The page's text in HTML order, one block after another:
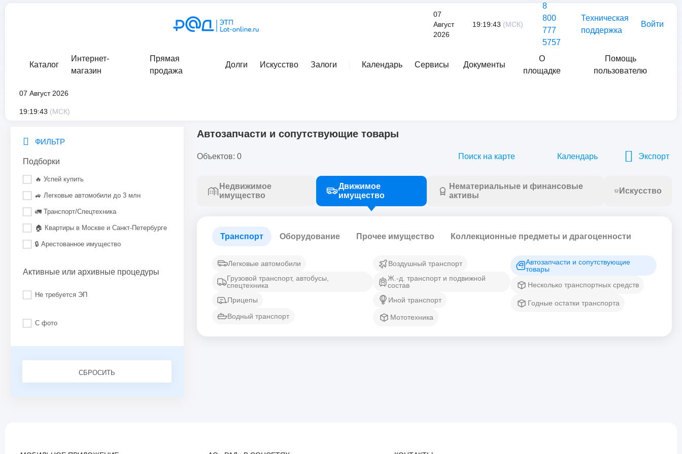
07
Август
2026
19:19:43 (МСК)
8
800
777
5757
Техническая
поддержка
Войти
Каталог
Интернет-
магазин
Прямая
продажа
Долги Искусство Залоги Календарь Сервисы Документы
О
площадке
Помощь
пользователю
07 Август 2026
19:19:43 (МСК)
ФИЛЬТР
Подборки
🔥 Успей купить
🚙 Легковые автомобили до 3 млн
🚛 Транспорт/Спецтехника
🏠 Квартиры в Москве и Санкт-Петербурге
🔒 Арестованное имущество
Активные или архивные процедуры
Не требуется ЭП
С фото
СБРОСИТЬ
Автозапчасти и сопутствующие товары
Объектов: 0 Поиск на карте Календарь Экспорт
Недвижимое
имущество
Движимое
имущество
Нематериальные и финансовые
активы
Искусство
Транспорт Оборудование Прочее имущество Коллекционные предметы и драгоценности
Легковые автомобили
Грузовой транспорт, автобусы,
спецтехника
Прицепы
Водный транспорт
Воздушный транспорт
Ж.-д. транспорт и подвижной
состав
Иной транспорт
Мототехника
Автозапчасти и сопутствующие
товары
Несколько транспортных средств
Годные остатки транспорта